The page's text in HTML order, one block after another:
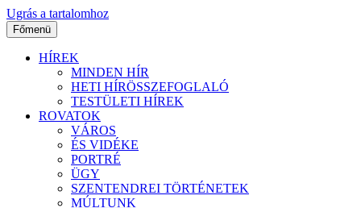
Ugrás a tartalomhoz
Főmenü
HÍREK
MINDEN HÍR
HETI HÍRÖSSZEFOGLALÓ
TESTÜLETI HÍREK
ROVATOK
VÁROS
ÉS VIDÉKE
PORTRÉ
ÜGY
SZENTENDREI TÖRTÉNETEK
MÚLTUNK